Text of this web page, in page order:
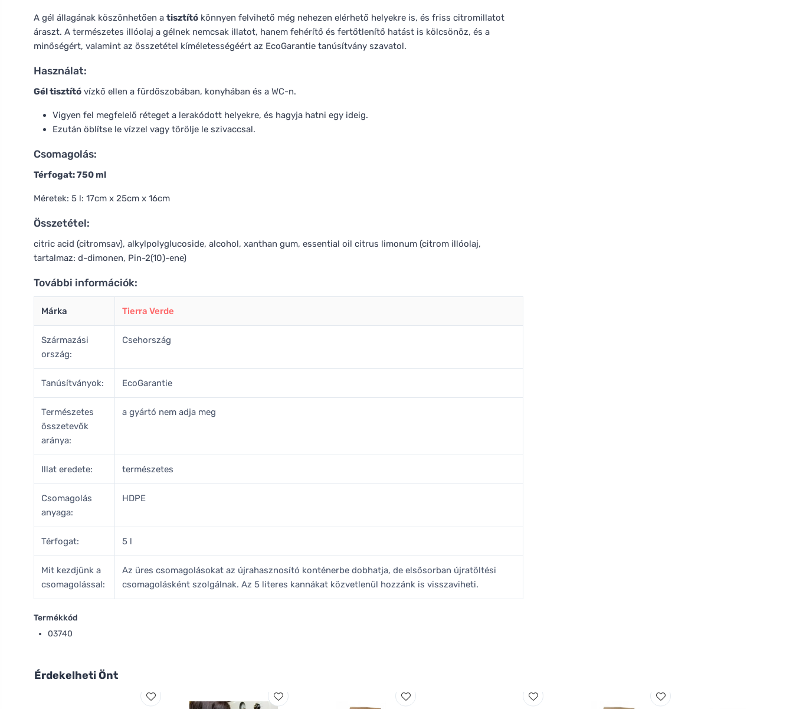
A gél állagának köszönhetően a tisztító könnyen felvihető még nehezen elérhető helyekre is, és friss citromillatot
áraszt. A természetes illóolaj a gélnek nemcsak illatot, hanem fehérítő és fertőtlenítő hatást is kölcsönöz, és a
minőségért, valamint az összetétel kíméletességéért az EcoGarantie tanúsítvány szavatol.
Használat:
Gél tisztító vízkő ellen a fürdőszobában, konyhában és a WC-n.
Vigyen fel megfelelő réteget a lerakódott helyekre, és hagyja hatni egy ideig.
Ezután öblítse le vízzel vagy törölje le szivaccsal.
Csomagolás:
Térfogat: 750 ml
Méretek: 5 l: 17cm x 25cm x 16cm
Összetétel:
citric acid (citromsav), alkylpolyglucoside, alcohol, xanthan gum, essential oil citrus limonum (citrom illóolaj,
tartalmaz: d-dimonen, Pin-2(10)-ene)
További információk:
Márka Tierra Verde
Származási
ország:
Csehország
Tanúsítványok: EcoGarantie
Természetes
összetevők
aránya:
a gyártó nem adja meg
Illat eredete: természetes
Csomagolás
anyaga:
HDPE
Térfogat: 5 l
Mit kezdjünk a
csomagolással:
Az üres csomagolásokat az újrahasznosító konténerbe dobhatja, de elsősorban újratöltési
csomagolásként szolgálnak. Az 5 literes kannákat közvetlenül hozzánk is visszaviheti.
Termékkód
03740
Érdekelheti Önt